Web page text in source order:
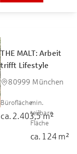
THE MALT: Arbeit
trifft Lifestyle
80999 München
Bürofläche
ca. 2.403,5m²
min.
teilbare
Fläche
ca. 124 m²